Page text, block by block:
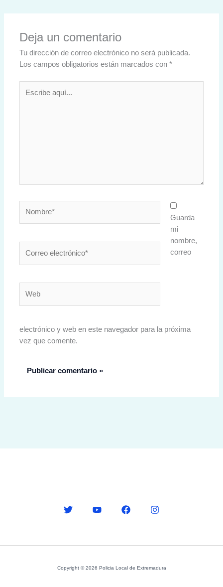
Deja un comentario
Tu dirección de correo electrónico no será publicada.
Los campos obligatorios están marcados con*
aquí...
electrónico*
Guarda
mi
nombre,
correo
electrónico y web en este navegador para la próxima
vez que comente.
Copyright © 2026 Policia Local de Extremadura